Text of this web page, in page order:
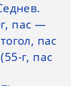
пас —
пас
г, пас